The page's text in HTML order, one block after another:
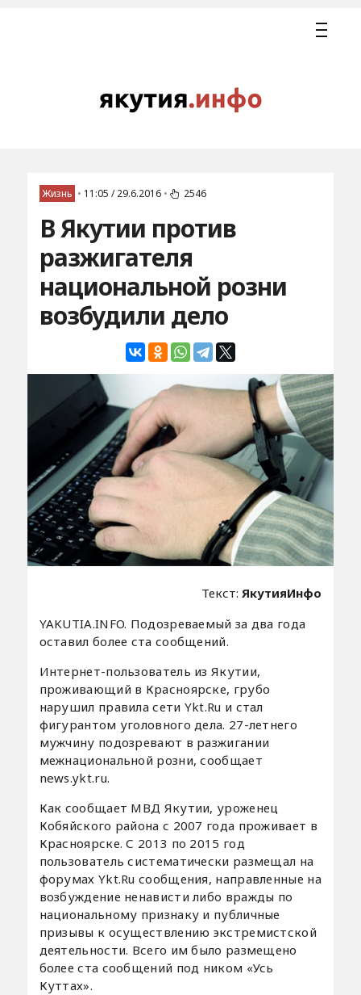
Жизнь • 11:05 / 29.6.2016 • 2546
В Якутии против
разжигателя
национальной розни
возбудили дело
Текст:ЯкутияИнфо
YAKUTIA.INFO. Подозреваемый за два года
оставил более ста сообщений.
Интернет-пользователь из Якутии,
проживающий в Красноярске, грубо
нарушил правила сети Ykt.Ru и стал
фигурантом уголовного дела. 27-летнего
мужчину подозревают в разжигании
межнациональной розни, сообщает
news.ykt.ru.
Как сообщает МВД Якутии, уроженец
Кобяйского района с 2007 года проживает в
Красноярске. С 2013 по 2015 год
пользователь систематически размещал на
форумах Ykt.Ru сообщения, направленные на
возбуждение ненависти либо вражды по
национальному признаку и публичные
призывы к осуществлению экстремистской
деятельности. Всего им было размещено
более ста сообщений под ником «Усь
Куттах».